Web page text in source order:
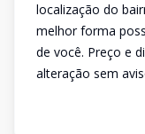
localização do
melhor forma
de você. Preço e
alteração sem